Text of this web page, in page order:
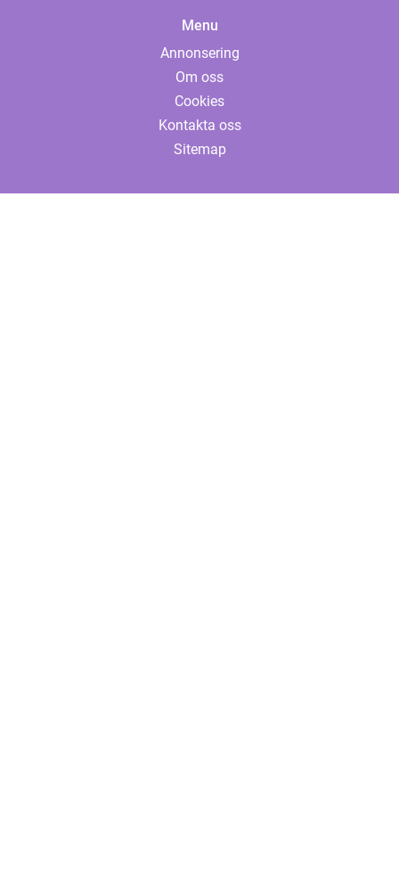
Menu
Annonsering
Om oss
Cookies
Kontakta oss
Sitemap